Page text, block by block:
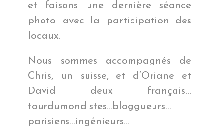
et faisons une dernière séance
photo avec la participation des
locaux.
Nous sommes accompagnés de
Chris, un suisse, et d’Oriane et
David deux français…
tourdumondistes…bloggueurs…
parisiens…ingénieurs…